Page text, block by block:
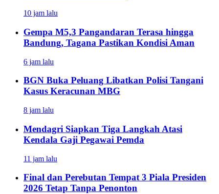
10 jam lalu
Gempa M5,3 Pangandaran Terasa hingga
Bandung, Tagana Pastikan Kondisi Aman
6 jam lalu
BGN Buka Peluang Libatkan Polisi Tangani
Kasus Keracunan MBG
8 jam lalu
Mendagri Siapkan Tiga Langkah Atasi
Kendala Gaji Pegawai Pemda
11 jam lalu
Final dan Perebutan Tempat 3 Piala Presiden
2026 Tetap Tanpa Penonton